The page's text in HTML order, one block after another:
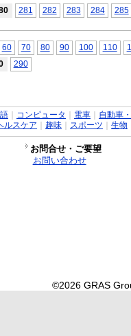
281 282 283 284 285
60 70 80 90 100 110
290
｜ コンピュータ 電車｜ 自動車
ルスケア 趣味｜ スポーツ 生物
お問合せ・ご要望
お問い合わせ
©2026 GRAS